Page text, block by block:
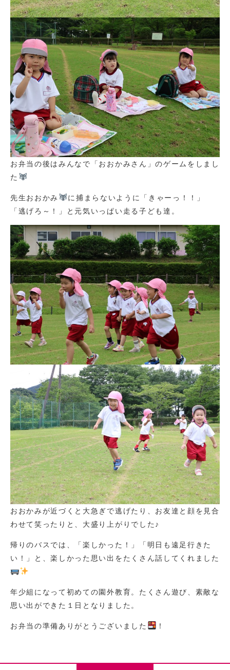
お弁当の後はみんなで「おおかみさん」のゲームをしまし
た
先生おおかみ
に捕まらないように「きゃーっ！！」
「逃げろ～！」と元気いっぱい走る子ども達。
おおかみが近づくと大急ぎで逃げたり、お友達と顔を見合
わせて笑ったりと、大盛り上がりでした♪
帰りのバスでは、「楽しかった！」「明日も遠足行きた
い！」と、楽しかった思い出をたくさん話してくれました
年少組になって初めての園外教育。たくさん遊び、素敵な
思い出ができた１日となりました。
お弁当の準備ありがとうございました ！